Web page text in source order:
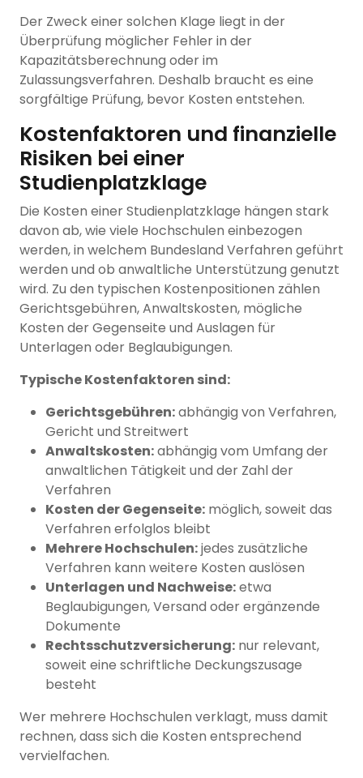
Der Zweck einer solchen Klage liegt in der
Überprüfung möglicher Fehler in der
Kapazitätsberechnung oder im
Zulassungsverfahren. Deshalb braucht es eine
sorgfältige Prüfung, bevor Kosten entstehen.
Kostenfaktoren und finanzielle
Risiken bei einer
Studienplatzklage
Die Kosten einer Studienplatzklage hängen stark
davon ab, wie viele Hochschulen einbezogen
werden, in welchem Bundesland Verfahren geführt
werden und ob anwaltliche Unterstützung genutzt
wird. Zu den typischen Kostenpositionen zählen
Gerichtsgebühren, Anwaltskosten, mögliche
Kosten der Gegenseite und Auslagen für
Unterlagen oder Beglaubigungen.
Typische Kostenfaktoren sind:
Gerichtsgebühren:abhängig von Verfahren,
Gericht und Streitwert
Anwaltskosten:abhängig vom Umfang der
anwaltlichen Tätigkeit und der Zahl der
Verfahren
Kosten der Gegenseite: möglich, soweit das
Verfahren erfolglos bleibt
Mehrere Hochschulen:jedes zusätzliche
Verfahren kann weitere Kosten auslösen
Unterlagen und Nachweise:etwa
Beglaubigungen, Versand oder ergänzende
Dokumente
Rechtsschutzversicherung: nur relevant,
soweit eine schriftliche Deckungszusage
besteht
Wer mehrere Hochschulen verklagt, muss damit
rechnen, dass sich die Kosten entsprechend
vervielfachen.